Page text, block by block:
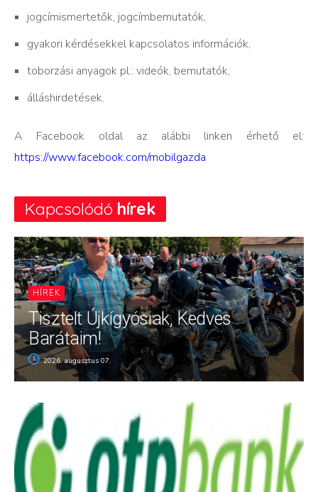
jogcímismertetők, jogcímbemutatók,
gyakori kérdésekkel kapcsolatos információk,
toborzási anyagok pl.: videók, bemutatók,
álláshirdetések.
A Facebook oldal az alábbi linken érhető el:
https://www.facebook.com/mobilgazda
Kapcsolódó hírek
HÍREK
Tisztelt Újkígyósiak, Kedves
Barátaim!
2026. augusztus 07.